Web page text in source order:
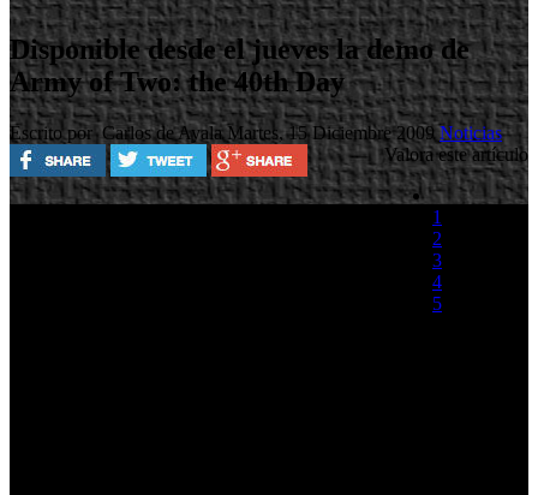
Disponible desde el jueves la demo de
Army of Two: the 40th Day
Escrito por Carlos de AyalaMartes, 15 Diciembre 2009Noticias
Valora este artículo
1
2
3
4
5
Plataforma:Xbox 360/PlayStation 3/PSP